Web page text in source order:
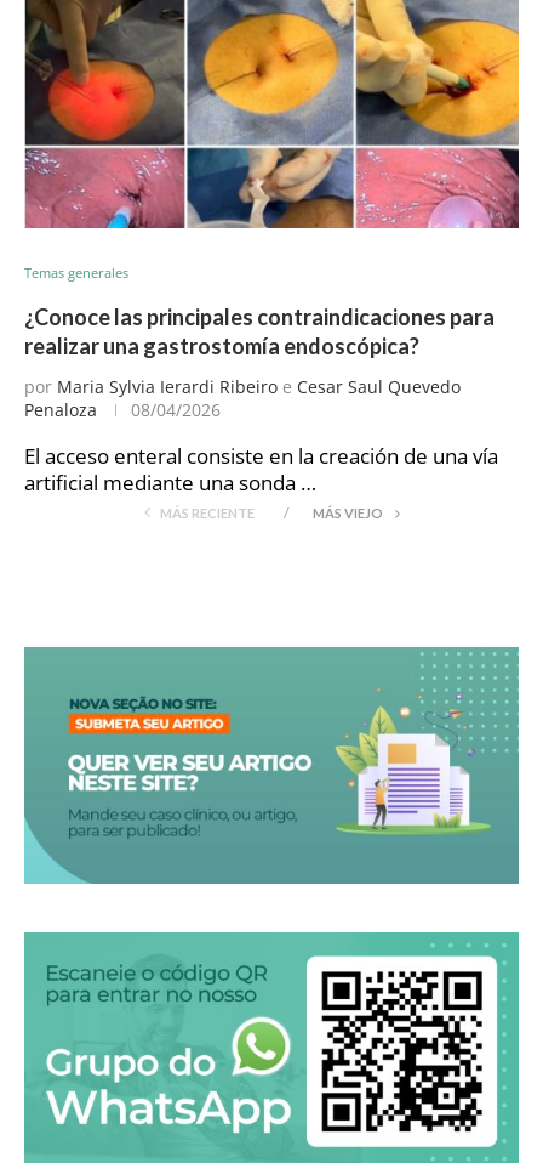
Temas generales
¿Conoce las principales contraindicaciones para
realizar una gastrostomía endoscópica?
por Maria Sylvia Ierardi Ribeiro e Cesar Saul Quevedo
Penaloza
08/04/2026
El acceso enteral consiste en la creación de una vía
artificial mediante una sonda …
MÁS RECIENTE MÁS VIEJO